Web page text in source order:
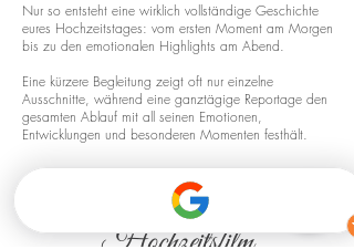
Nur so entsteht eine wirklich vollständige Geschichte
eures Hochzeitstages: vom ersten Moment am Morgen
bis zu den emotionalen Highlights am Abend.
Eine kürzere Begleitung zeigt oft nur einzelne
Ausschnitte, während eine ganztägige Reportage den
gesamten Ablauf mit all seinen Emotionen,
Entwicklungen und besonderen Momenten festhält.
Drohnenaufnahmen für euren